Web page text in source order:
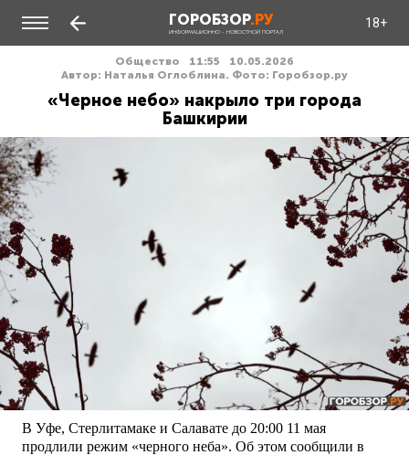
ГОРОБЗОР.РУ
ИНФОРМАЦИОННО - НОВОСТНОЙ ПОРТАЛ
18+
Общество 11:55
10.05.2026
Автор: Наталья Оглоблина. Фото: Горобзор.ру
«Черное небо» накрыло три города
Башкирии
В Уфе, Стерлитамаке и Салавате до 20:00 11 мая
продлили режим «черного неба». Об этом сообщили в